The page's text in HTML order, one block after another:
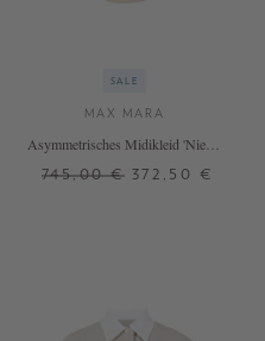
SALE
MAX MARA
Asymmetrisches Midikleid 'Nievo'
745,00 € 372,50 €